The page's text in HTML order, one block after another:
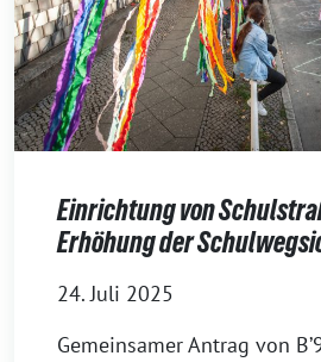
Einrichtung von
Erhöhung der
24. Juli 2025
Gemeinsamer Antrag von